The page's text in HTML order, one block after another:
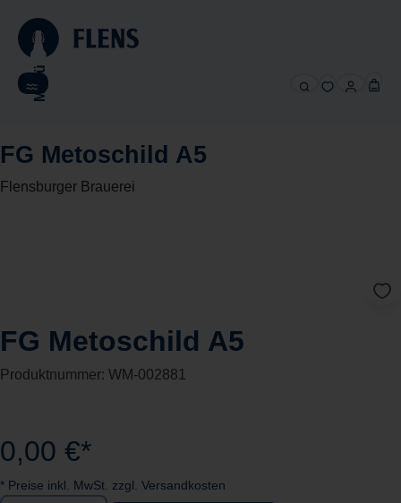
springen
Menü
FG Metoschild A5
Flensburger Brauerei
FG Metoschild A5
Produktnummer: WM-002881
0,00 €*
* Preise inkl. MwSt. zzgl. Versandkosten